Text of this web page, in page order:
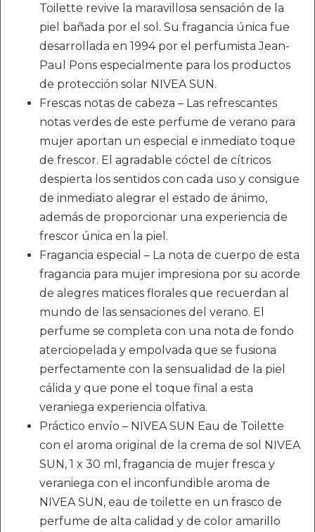
Toilette revive la maravillosa sensación de la
piel bañada por el sol. Su fragancia única fue
desarrollada en 1994 por el perfumista Jean-
Paul Pons especialmente para los productos
de protección solar NIVEA SUN.
Frescas notas de cabeza – Las refrescantes
notas verdes de este perfume de verano para
mujer aportan un especial e inmediato toque
de frescor. El agradable cóctel de cítricos
despierta los sentidos con cada uso y consigue
de inmediato alegrar el estado de ánimo,
además de proporcionar una experiencia de
frescor única en la piel.
Fragancia especial – La nota de cuerpo de esta
fragancia para mujer impresiona por su acorde
de alegres matices florales que recuerdan al
mundo de las sensaciones del verano. El
perfume se completa con una nota de fondo
aterciopelada y empolvada que se fusiona
perfectamente con la sensualidad de la piel
cálida y que pone el toque final a esta
veraniega experiencia olfativa.
Práctico envío – NIVEA SUN Eau de Toilette
con el aroma original de la crema de sol NIVEA
SUN, 1 x 30 ml, fragancia de mujer fresca y
veraniega con el inconfundible aroma de
NIVEA SUN, eau de toilette en un frasco de
perfume de alta calidad y de color amarillo